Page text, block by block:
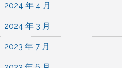
2024 年 4 月
2024 年 3 月
2023 年 7 月